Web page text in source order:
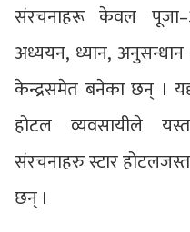
संरचनाहरू केवल
अध्ययन, ध्यान, अनुसन्धान र
केन्द्रसमेत बनेका छन् ।
होटल व्यवसायीले
संरचनाहरु स्टार
छन् ।